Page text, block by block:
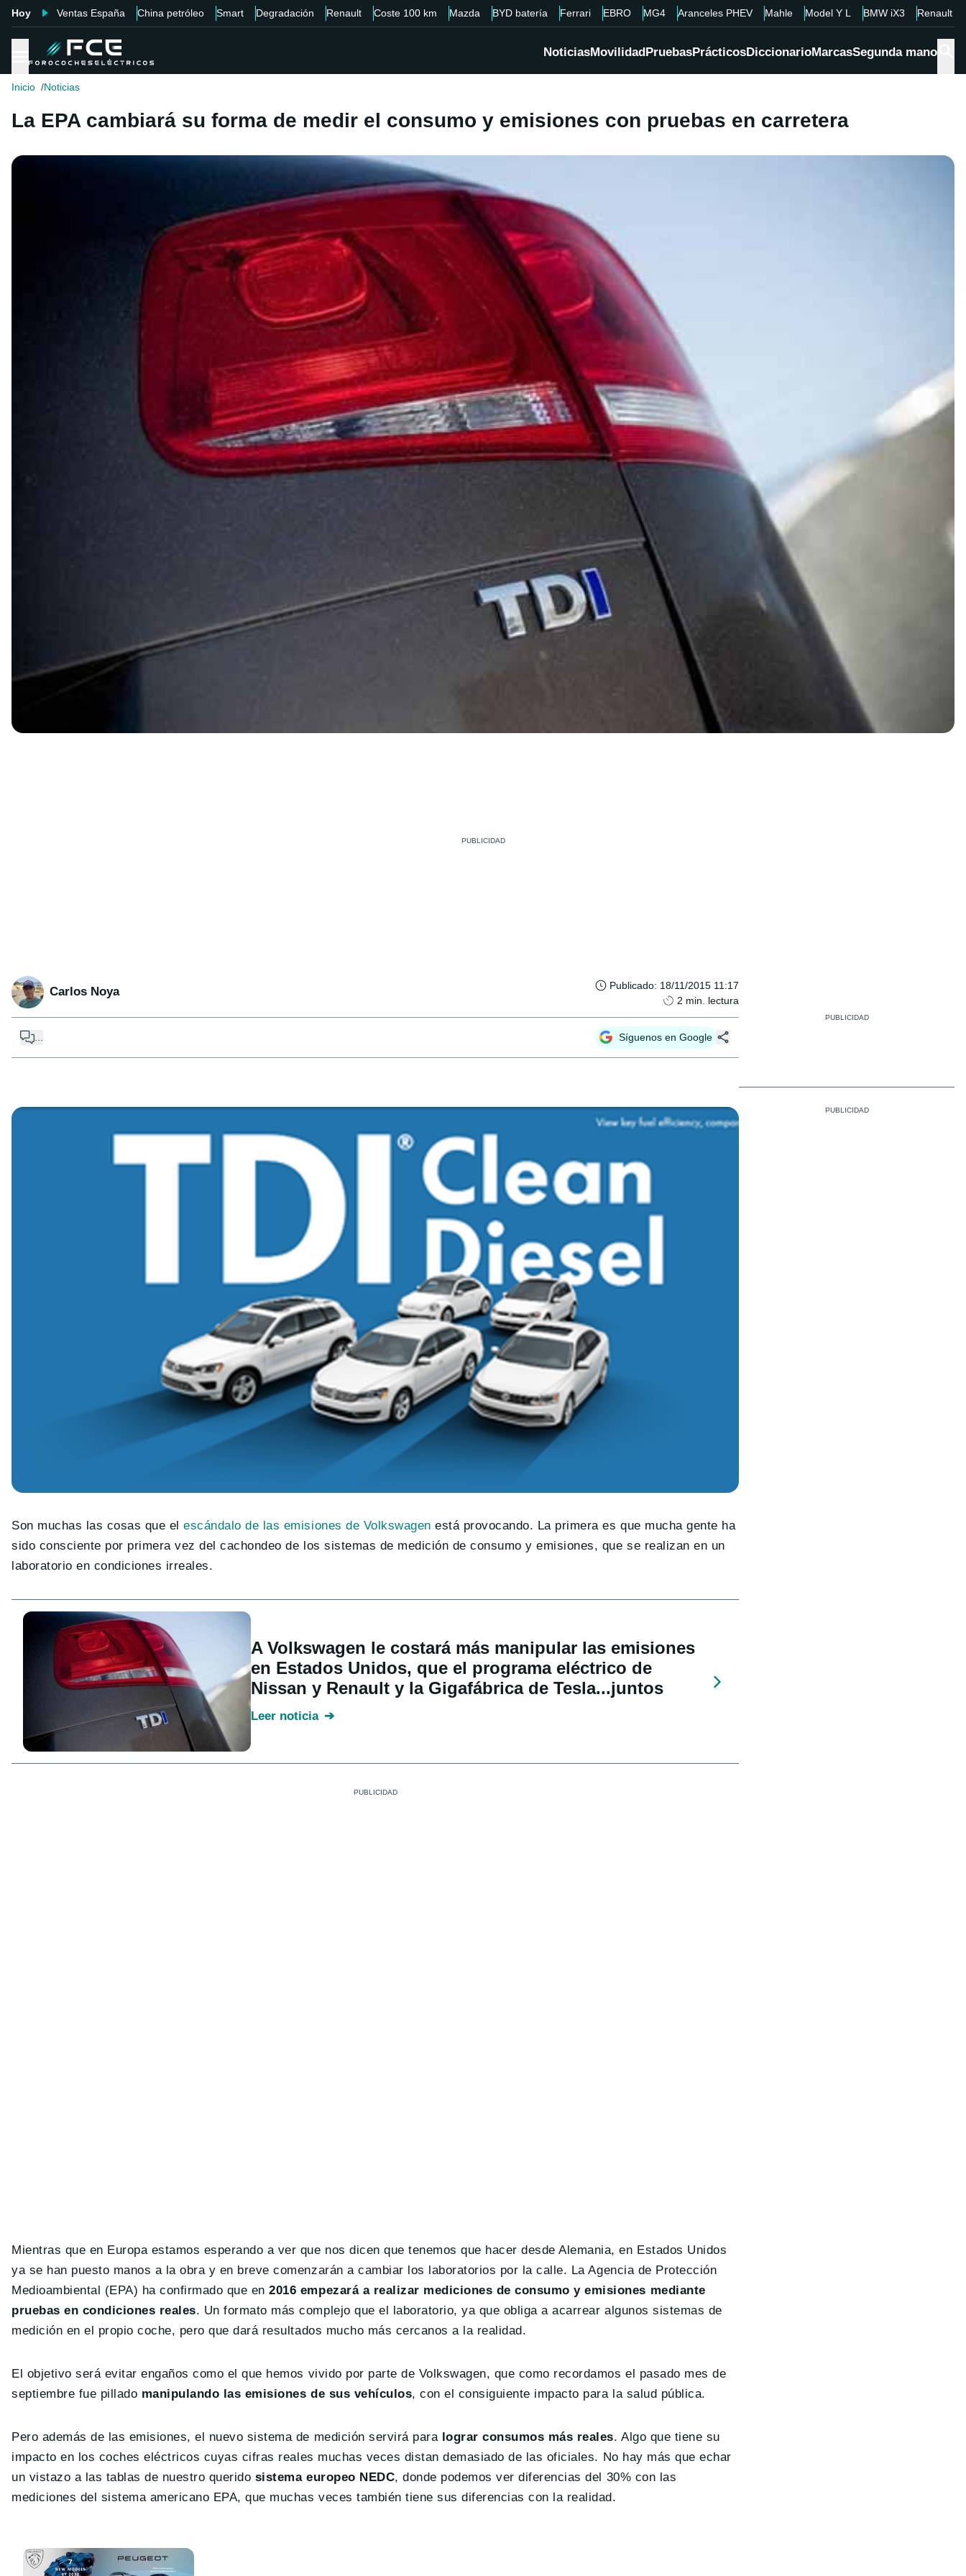
Hoy Ventas España China petróleo Smart Degradación Renault Coste 100 km Mazda BYD batería Ferrari EBRO MG4 Aranceles PHEV Mahle Model Y L BMW iX3 Renault
NoticiasMovilidadPruebasPrácticosDiccionarioMarcasSegunda mano
Inicio Noticias
La EPA cambiará su forma de medir el consumo y emisiones con pruebas en carretera
Carlos Noya Publicado: 18/11/2015 11:17
2 min. lectura
Síguenos en Google
Son muchas las cosas que elescándalo de las emisiones de Volkswagen está provocando. La primera es que mucha gente ha
sido consciente por primera vez del cachondeo de los sistemas de medición de consumo y emisiones, que se realizan en un
laboratorio en condiciones irreales.
A Volkswagen le costará más manipular las emisiones
en Estados Unidos, que el programa eléctrico de
Nissan y Renault y la Gigafábrica de Tesla...juntos
Leer noticia
Mientras que en Europa estamos esperando a ver que nos dicen que tenemos que hacer desde Alemania, en Estados Unidos
ya se han puesto manos a la obra y en breve comenzarán a cambiar los laboratorios por la calle. La Agencia de Protección
Medioambiental (EPA) ha confirmado que en2016 empezará a realizar mediciones de consumo y emisiones mediante
pruebas en condiciones reales. Un formato más complejo que el laboratorio, ya que obliga a acarrear algunos sistemas de
medición en el propio coche, pero que dará resultados mucho más cercanos a la realidad.
El objetivo será evitar engaños como el que hemos vivido por parte de Volkswagen, que como recordamos el pasado mes de
septiembre fue pillado manipulando las emisiones de sus vehículos, con el consiguiente impacto para la salud pública.
Pero además de las emisiones, el nuevo sistema de medición servirá para lograr consumos más reales. Algo que tiene su
impacto en los coches eléctricos cuyas cifras reales muchas veces distan demasiado de las oficiales. No hay más que echar
un vistazo a las tablas de nuestro querido sistema europeo NEDC, donde podemos ver diferencias del 30% con las
mediciones del sistema americano EPA, que muchas veces también tiene sus diferencias con la realidad.